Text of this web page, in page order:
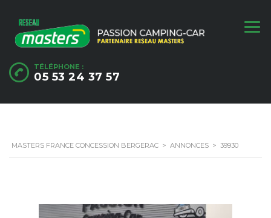
TÉLÉPHONE :
05 53 24 37 57
MASTERS FRANCE CONCESSION BERGERAC > ANNONCES > 39930